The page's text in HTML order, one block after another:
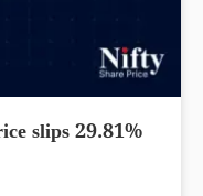
slips 29.81%